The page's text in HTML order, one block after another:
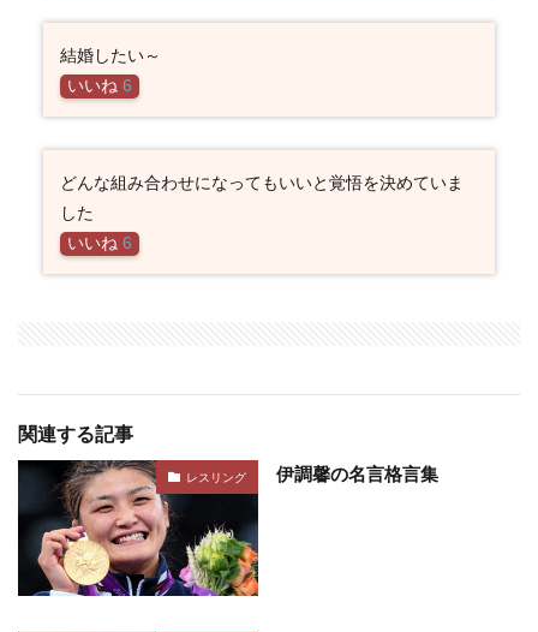
結婚したい～
いいね 6
どんな組み合わせになってもいいと覚悟を決めていま
した
いいね 6
関連する記事
レスリング 伊調馨の名言格言集